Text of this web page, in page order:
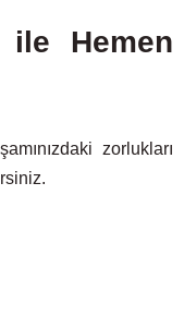
ile Hemen
zorlukları